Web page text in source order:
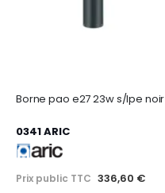
Borne pao e27 23w s/lpe noir
0341 ARIC
Prix public TTC 336,60 €